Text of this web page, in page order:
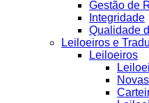
Gestão de
Integridade
Qualidade
Leiloeiros e
Leiloeiros